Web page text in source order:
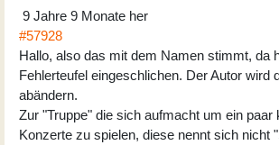
9 Jahre 9 Monate her
#57928
Hallo, also das mit dem Namen stimmt, da
Fehlerteufel eingeschlichen. Der Autor wird
abändern.
Zur "Truppe" die sich aufmacht um ein paar
Konzerte zu spielen, diese nennt sich nicht